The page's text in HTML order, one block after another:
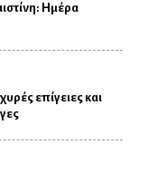
Ημέρα
επίγειες και